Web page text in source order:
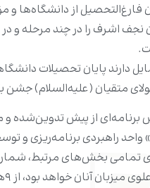
فارغ‌التحصیل از دانشگاه‌ها
نجف اشرف را در چند مرحله و
دارند پایان تحصیلات
متقیان (علیه‌السلام) جشن
برنامه‌ای از پیش تدوین‌شده و
راهبردی برنامه‌ریزی و
تمامی بخش‌های مرتبط،
که